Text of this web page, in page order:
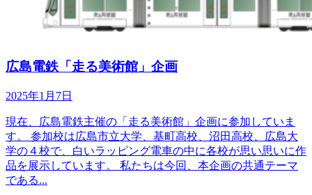
広島電鉄「走る美術館」企画
2025年1月7日
現在、広島電鉄主催の「走る美術館」企画に参加していま
す。 参加校は広島市立大学、基町高校、沼田高校、広島大
学の４校で、白いラッピング電車の中に各校が思い思いに作
品を展示しています。 私たちは今回、本企画の共通テーマ
である...